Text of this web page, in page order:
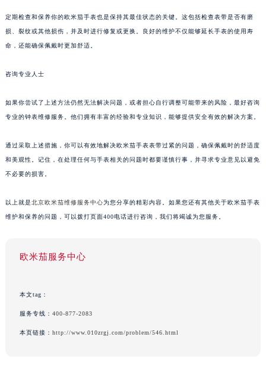
定期检查和保养你的欧米茄手表也是保持其最佳状态的关键。这包括检查表带是否有磨
损、裂纹或其他损伤，并及时进行修复或更换。良好的维护不仅能够延长手表的使用寿
命，还能确保佩戴时更加舒适。
咨询专业人士
如果你尝试了上述方法仍然无法解决问题，或者担心自行调整可能带来的风险，最好咨询
专业的钟表维修服务。他们拥有丰富的经验和专业知识，能够提供安全有效的解决方案。
通过采取上述措施，你可以有效地解决欧米茄手表表带过紧的问题，确保佩戴时的舒适度
和美观性。记住，在处理任何与手表相关的问题时都要谨慎行事，并寻求专业意见以避免
不必要的损害。
以上就是北京欧米茄维修服务中心为您分享的精彩内容。如果您还有其他关于欧米茄手表
维护和保养的问题，可以拨打页面400电话进行咨询，我们将竭诚为您服务。
欧米茄服务中心
本文tag：
服务专线： 400-877-2083
本页链接： http://www.010zrgj.com/problem/546.html